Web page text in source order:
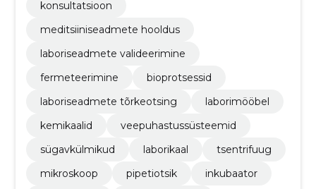
konsultatsioon
meditsiiniseadmete hooldus
laboriseadmete valideerimine
fermeteerimine
bioprotsessid
laboriseadmete tõrkeotsing
laborimööbel
kemikaalid
veepuhastussüsteemid
sügavkülmikud
laborikaal
tsentrifuug
mikroskoop
pipetiotsik inkubaator